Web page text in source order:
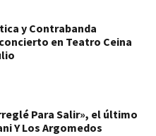
y Contrabanda
en Teatro Ceina
Para Salir», el último
Y Los Argomedos